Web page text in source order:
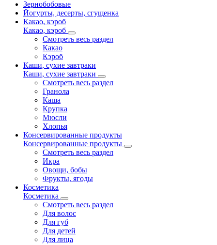
Зернобобовые
Йогурты, десерты, сгущенка
Какао, кэроб
Какао, кэроб
Смотреть весь раздел
Какао
Кэроб
Каши, сухие завтраки
Каши, сухие завтраки
Смотреть весь раздел
Гранола
Каша
Крупка
Мюсли
Хлопья
Консервированные продукты
Консервированные продукты
Смотреть весь раздел
Икра
Овощи, бобы
Фрукты, ягоды
Косметика
Косметика
Смотреть весь раздел
Для волос
Для губ
Для детей
Для лица